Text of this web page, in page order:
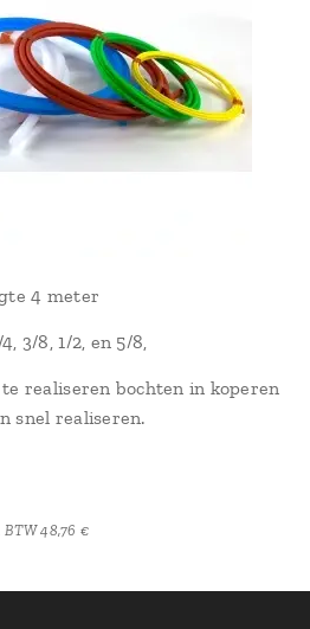
4 meter
3/8, 1/2, en 5/8,
realiseren bochten in koperen
snel realiseren.
BTW 48,76 €